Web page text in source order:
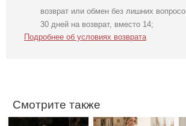
возврат или обмен без лишних
30 дней на возврат, вместо 14;
Подробнее об условиях возврата
Смотрите также
Нарядное
элегантное
молочное платье
Нарядный
голубой костюм
двойка